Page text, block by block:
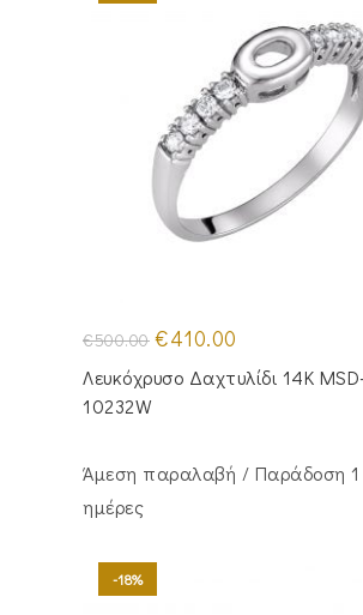
€500.00 Original
price
€500.00.
€410.00
τιμή
είναι:
Λευκόχρυσο Δαχτυλίδι 14Κ
10232W
Άμεση παραλαβή / Παράδoση
ημέρες
-18%